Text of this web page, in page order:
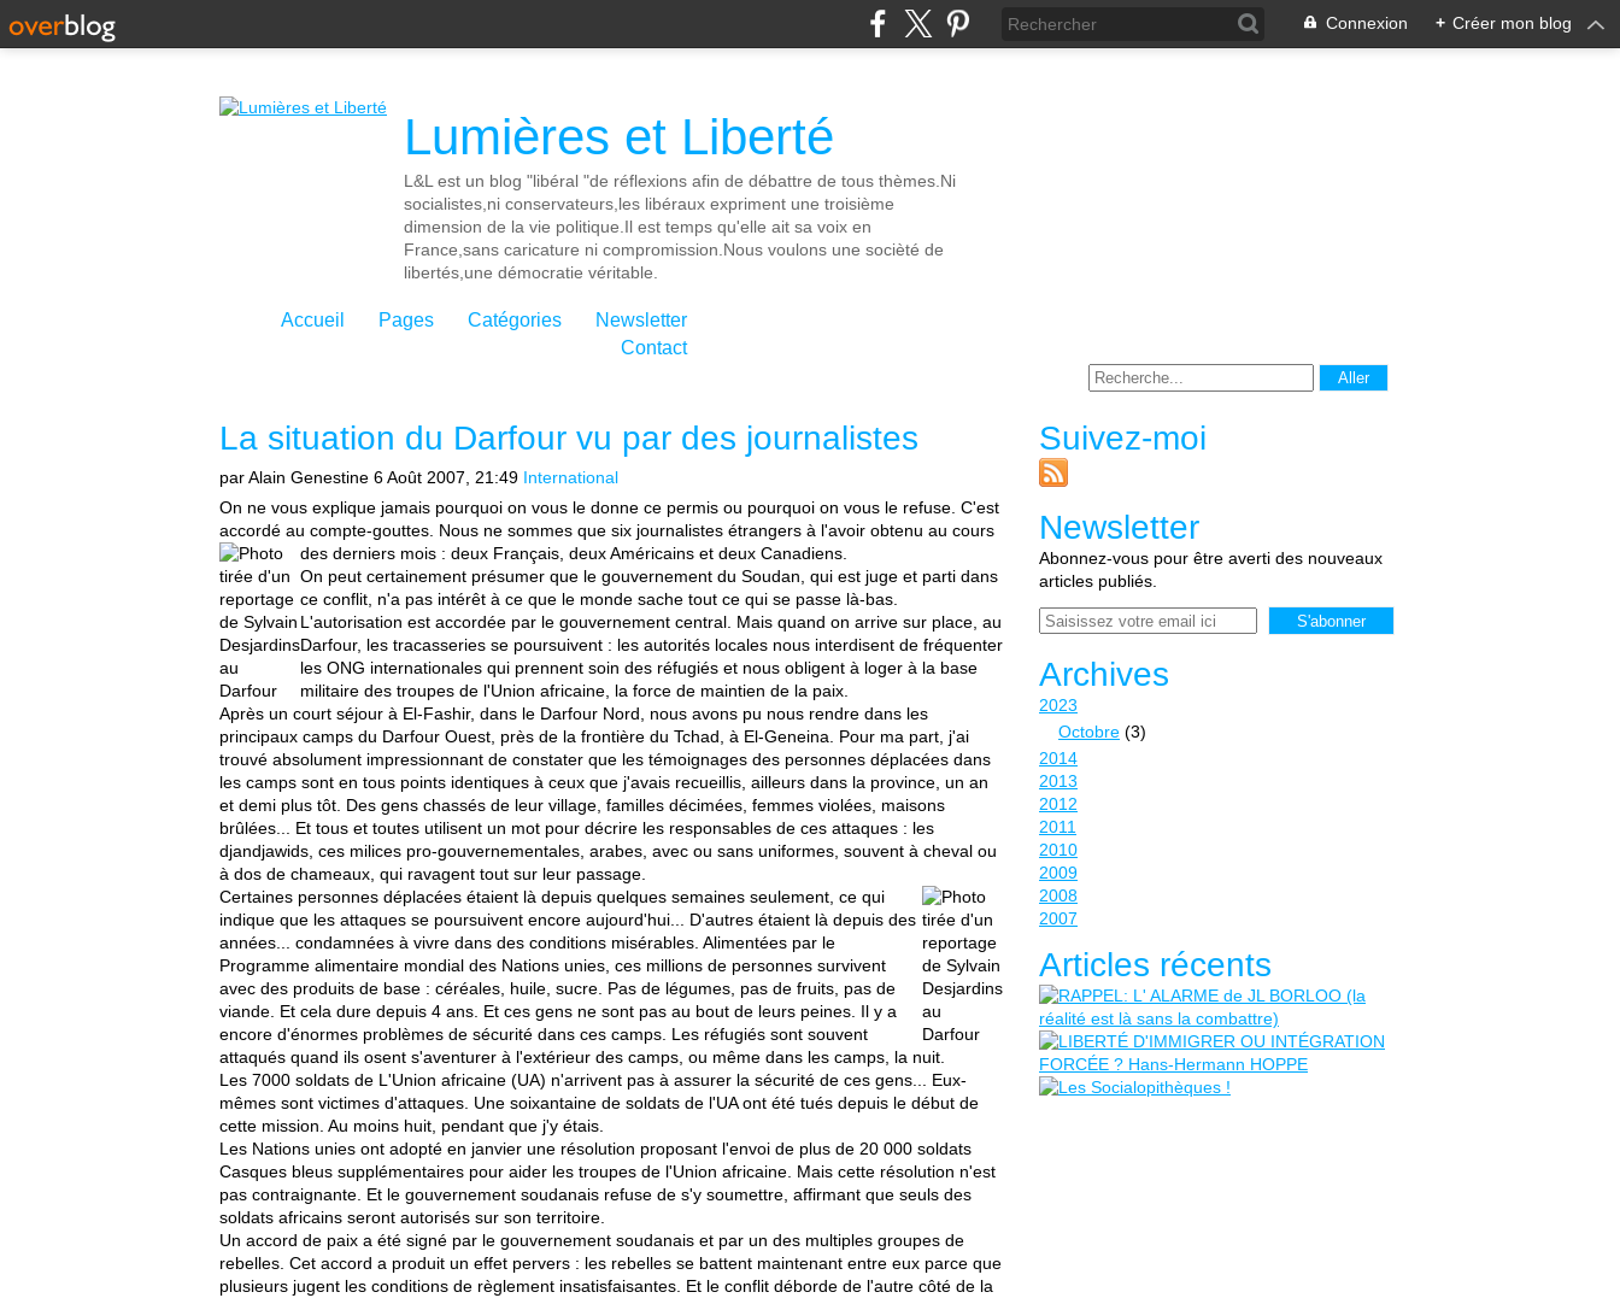
Connexion + Créer mon blog
Lumières et Liberté
L&L est un blog "libéral "de réflexions afin de débattre de tous thèmes.Ni
socialistes,ni conservateurs,les libéraux expriment une troisième
dimension de la vie politique.Il est temps qu'elle ait sa voix en
France,sans caricature ni compromission.Nous voulons une socièté de
libertés,une démocratie véritable.
Accueil Pages Catégories
Newsletter
Contact
La situation du Darfour vu par des journalistes
par Alain Genestine 6 Août 2007, 21:49 International
On ne vous explique jamais pourquoi on vous le donne ce permis ou pourquoi on vous le refuse. C'est
accordé au compte-gouttes. Nous ne sommes que six journalistes étrangers à l'avoir obtenu au cours
des derniers mois : deux Français, deux Américains et deux Canadiens.
On peut certainement présumer que le gouvernement du Soudan, qui est juge et parti dans
ce conflit, n'a pas intérêt à ce que le monde sache tout ce qui se passe là-bas.
L'autorisation est accordée par le gouvernement central. Mais quand on arrive sur place, au
Darfour, les tracasseries se poursuivent : les autorités locales nous interdisent de fréquenter
les ONG internationales qui prennent soin des réfugiés et nous obligent à loger à la base
militaire des troupes de l'Union africaine, la force de maintien de la paix.
Après un court séjour à El-Fashir, dans le Darfour Nord, nous avons pu nous rendre dans les
principaux camps du Darfour Ouest, près de la frontière du Tchad, à El-Geneina. Pour ma part, j'ai
trouvé absolument impressionnant de constater que les témoignages des personnes déplacées dans
les camps sont en tous points identiques à ceux que j'avais recueillis, ailleurs dans la province, un an
et demi plus tôt. Des gens chassés de leur village, familles décimées, femmes violées, maisons
brûlées... Et tous et toutes utilisent un mot pour décrire les responsables de ces attaques : les
djandjawids, ces milices pro-gouvernementales, arabes, avec ou sans uniformes, souvent à cheval ou
à dos de chameaux, qui ravagent tout sur leur passage.
Certaines personnes déplacées étaient là depuis quelques semaines seulement, ce qui
indique que les attaques se poursuivent encore aujourd'hui... D'autres étaient là depuis des
années... condamnées à vivre dans des conditions misérables. Alimentées par le
Programme alimentaire mondial des Nations unies, ces millions de personnes survivent
avec des produits de base : céréales, huile, sucre. Pas de légumes, pas de fruits, pas de
viande. Et cela dure depuis 4 ans. Et ces gens ne sont pas au bout de leurs peines. Il y a
encore d'énormes problèmes de sécurité dans ces camps. Les réfugiés sont souvent
attaqués quand ils osent s'aventurer à l'extérieur des camps, ou même dans les camps, la nuit.
Les 7000 soldats de L'Union africaine (UA) n'arrivent pas à assurer la sécurité de ces gens... Eux-
mêmes sont victimes d'attaques. Une soixantaine de soldats de l'UA ont été tués depuis le début de
cette mission. Au moins huit, pendant que j'y étais.
Les Nations unies ont adopté en janvier une résolution proposant l'envoi de plus de 20 000 soldats
Casques bleus supplémentaires pour aider les troupes de l'Union africaine. Mais cette résolution n'est
pas contraignante. Et le gouvernement soudanais refuse de s'y soumettre, affirmant que seuls des
soldats africains seront autorisés sur son territoire.
Un accord de paix a été signé par le gouvernement soudanais et par un des multiples groupes de
rebelles. Cet accord a produit un effet pervers : les rebelles se battent maintenant entre eux parce que
plusieurs jugent les conditions de règlement insatisfaisantes. Et le conflit déborde de l'autre côté de la
Suivez-moi
Newsletter
Abonnez-vous pour être averti des nouveaux
articles publiés.
Email
Archives
2023
Octobre (3)
2014
2013
2012
2011
2010
2009
2008
2007
Articles récents